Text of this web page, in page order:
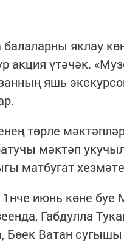
яклау
акция үтәчәк.
яшь
төрле
мәктәп
матбугат
июнь көне буе
Габдулла
Бөек Ватан